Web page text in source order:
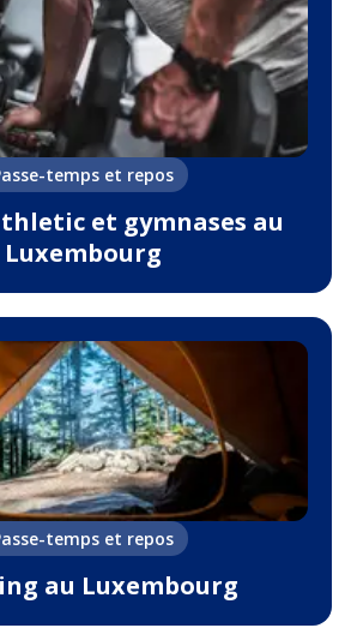
temps et repos
et gymnases au
Luxembourg
temps et repos
au Luxembourg